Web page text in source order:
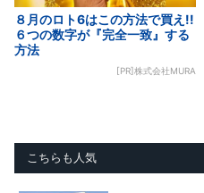
８月のロト6はこの方法で買え!!
６つの数字が『完全一致』する
方法
[PR]株式会社MURA
こちらも人気